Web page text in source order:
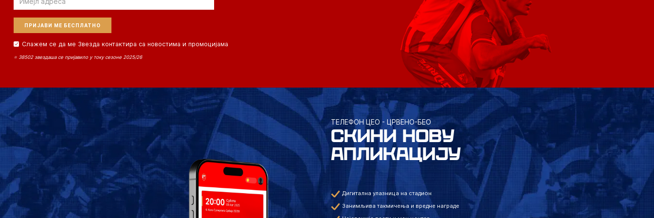
Слажем се да ме Звезда контактира са новостима и промоцијама
⭐ 38502 звездаша се пријавило у току сезоне 2025/26
ТЕЛЕФОН ЦЕО - ЦРВЕНО-БЕО
СКИНИ НОВУ
АПЛИКАЦИЈУ
Дигитална улазница на стадион
Занимљива такмичења и вредне награде